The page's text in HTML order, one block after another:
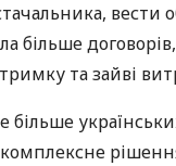
вести
більше
та зайві
більше